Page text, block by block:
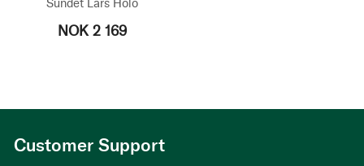
Sundet Lars Holo
NOK 2 169
Customer Support